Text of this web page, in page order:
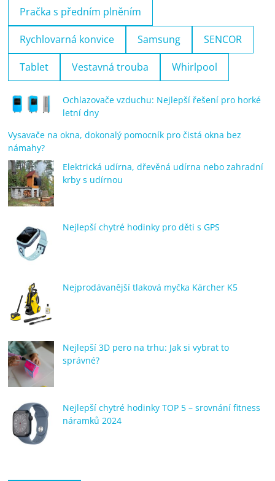
Pračka s předním plněním
Rychlovarná konvice Samsung SENCOR
Tablet Vestavná trouba Whirlpool
Ochlazovače vzduchu: Nejlepší řešení pro horké
letní dny
Vysavače na okna, dokonalý pomocník pro čistá okna bez
námahy?
Elektrická udírna, dřevěná udírna nebo zahradní
krby s udírnou
Nejlepší chytré hodinky pro děti s GPS
Nejprodávanější tlaková myčka Kärcher K5
Nejlepší 3D pero na trhu: Jak si vybrat to
správné?
Nejlepší chytré hodinky TOP 5 – srovnání fitness
náramků 2024